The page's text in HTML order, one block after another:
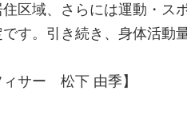
区域、さらには運動・
す。引き続き、身体活
サー 松下 由季】